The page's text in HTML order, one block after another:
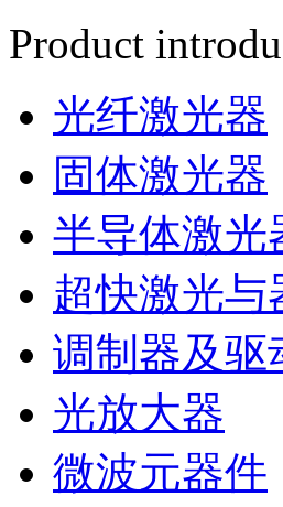
Product
光纤激光器
固体激光器
半导体激光
超快激光与
调制器及驱
光放大器
微波元器件